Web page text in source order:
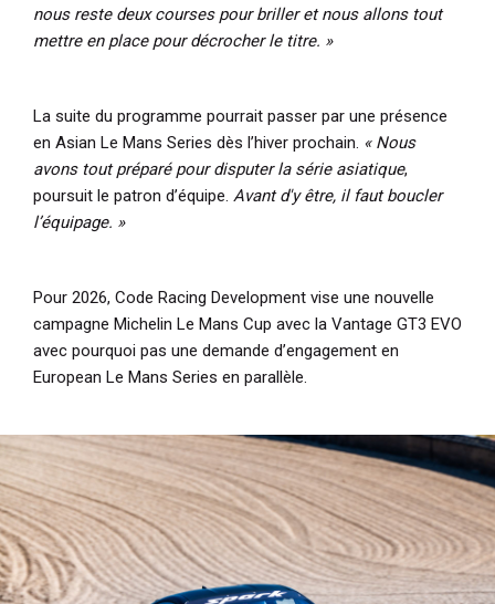
nous reste deux courses pour briller et nous allons tout
mettre en place pour décrocher le titre. »
La suite du programme pourrait passer par une présence
en Asian Le Mans Series dès l’hiver prochain. « Nous
avons tout préparé pour disputer la série asiatique,
poursuit le patron d’équipe. Avant d'y être, il faut boucler
l’équipage. »
Pour 2026, Code Racing Development vise une nouvelle
campagne Michelin Le Mans Cup avec la Vantage GT3 EVO
avec pourquoi pas une demande d’engagement en
European Le Mans Series en parallèle.